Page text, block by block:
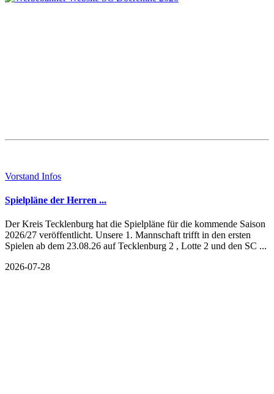
Vorstand Infos
Spielpläne der Herren ...
Der Kreis Tecklenburg hat die Spielpläne für die kommende Saison
2026/27 veröffentlicht. Unsere 1. Mannschaft trifft in den ersten
Spielen ab dem 23.08.26 auf Tecklenburg 2 , Lotte 2 und den SC ...
2026-07-28